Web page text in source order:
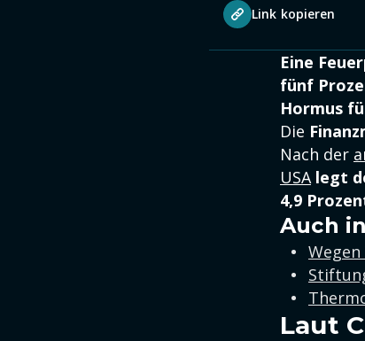
Link kopieren
Eine
fünf
Hormus
Die
Nach der
USA legt
4,9
Auch
Laut